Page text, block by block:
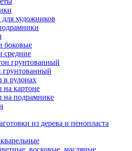
художников
боковые
средние
грунтованный
грунтованный
в рулонах
на картоне
на подрамнике
из дерева и пенопласта
восковые, масляные,